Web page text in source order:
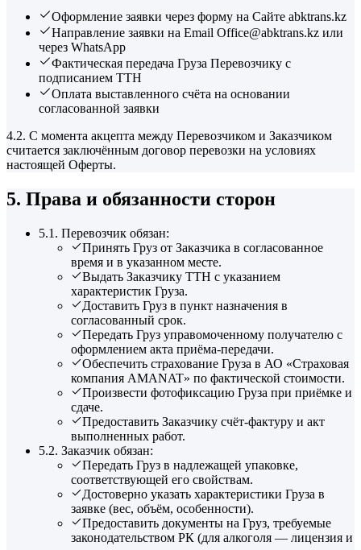
Оформление заявки через форму на Сайте abktrans.kz
Направление заявки на Email Office@abktrans.kz или
через WhatsApp
Фактическая передача Груза Перевозчику с
подписанием ТТН
Оплата выставленного счёта на основании
согласованной заявки
4.2. С момента акцепта между Перевозчиком и Заказчиком
считается заключённым договор перевозки на условиях
настоящей Оферты.
5. Права и обязанности сторон
5.1. Перевозчик обязан:
Принять Груз от Заказчика в согласованное
время и в указанном месте.
Выдать Заказчику ТТН с указанием
характеристик Груза.
Доставить Груз в пункт назначения в
согласованный срок.
Передать Груз управомоченному получателю с
оформлением акта приёма-передачи.
Обеспечить страхование Груза в АО «Страховая
компания AMANAT» по фактической стоимости.
Произвести фотофиксацию Груза при приёмке и
сдаче.
Предоставить Заказчику счёт-фактуру и акт
выполненных работ.
5.2. Заказчик обязан:
Передать Груз в надлежащей упаковке,
соответствующей его свойствам.
Достоверно указать характеристики Груза в
заявке (вес, объём, особенности).
Предоставить документы на Груз, требуемые
законодательством РК (для алкоголя — лицензия и